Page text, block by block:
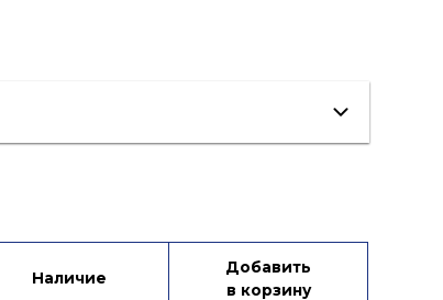
Наличие
Добавить
в корзину